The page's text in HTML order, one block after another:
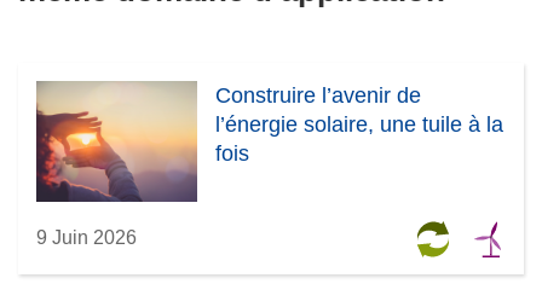
Construire l’avenir de
l’énergie solaire, une tuile à la
fois
9 Juin 2026